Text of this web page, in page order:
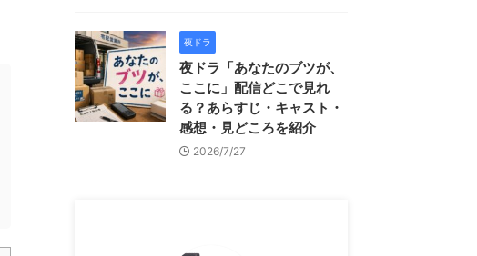
夜ドラ
夜ドラ「あなたのブツが、
ここに」配信どこで見れ
る？あらすじ・キャスト・
感想・見どころを紹介
2026/7/27